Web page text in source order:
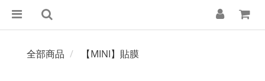
全部商品 【MINI】貼膜